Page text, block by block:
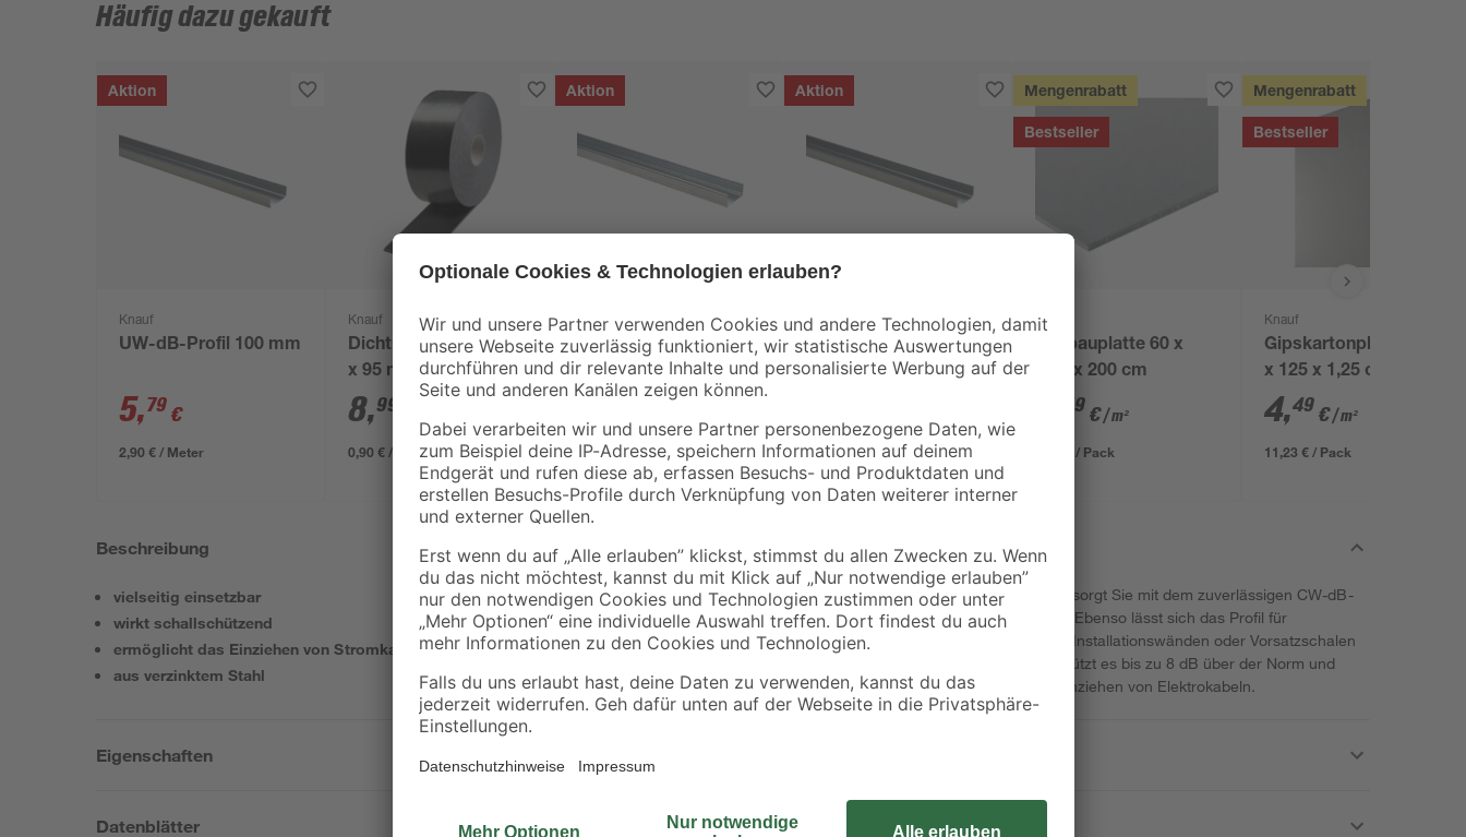
Häufig dazu gekauft
Aktion
Knauf
UW-dB-Profil 100 mm
5,79 €
2,90 € / Meter
Knauf
Dichtungsband 10 m
x 95 mm
8,99
0,90 € / Meter
Aktion
Knauf
CW-dB-Profil 2600 x
50 mm
5
2,23 € / Meter
Aktion
Knauf
UW-dB-Profil 50 mm
2,25 € / Meter
Mengenrabatt
Bestseller
Knauf
Ausbauplatte 60 x
1,25 x 200 cm
49 €/ m²
5,39 € / Pack
Mengenrabatt
Bestseller
Knauf
Gipskartonplatte 200
x 125 x 1,25 cm
4,49 €/ m²
11,23 € / Pack
Beschreibung
vielseitig einsetzbar
wirkt schallschützend
ermöglicht das Einziehen von Stromkabeln
aus verzinktem Stahl
Der Hersteller Knauf als Ihr Experte für Stahl versorgt Sie mit dem zuverlässigen CW-dB-
Profil für nichttragende Wände im Innenausbau. Ebenso lässt sich das Profil für
Unterkonstruktionen von Vorwandinstallationen, Installationswänden oder Vorsatzschalen
einsetzen. Bestehend aus verzinktem Stahl, schützt es bis zu 8 dB über der Norm und
ermöglicht zudem ein schnelles und sicheres Einziehen von Elektrokabeln.
Eigenschaften
Datenblätter